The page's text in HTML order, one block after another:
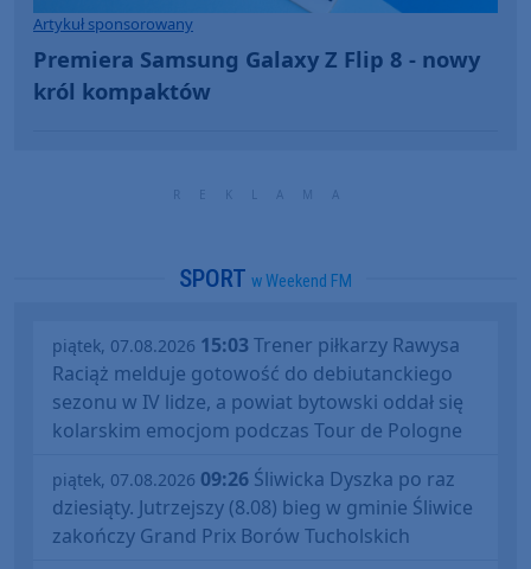
Artykuł sponsorowany
Premiera Samsung Galaxy Z Flip 8 - nowy
król kompaktów
SPORT w Weekend FM
piątek, 07.08.2026 15:03Trener piłkarzy Rawysa
Raciąż melduje gotowość do debiutanckiego
sezonu w IV lidze, a powiat bytowski oddał się
kolarskim emocjom podczas Tour de Pologne
piątek, 07.08.2026 09:26 Śliwicka Dyszka po raz
dziesiąty. Jutrzejszy (8.08) bieg w gminie Śliwice
zakończy Grand Prix Borów Tucholskich